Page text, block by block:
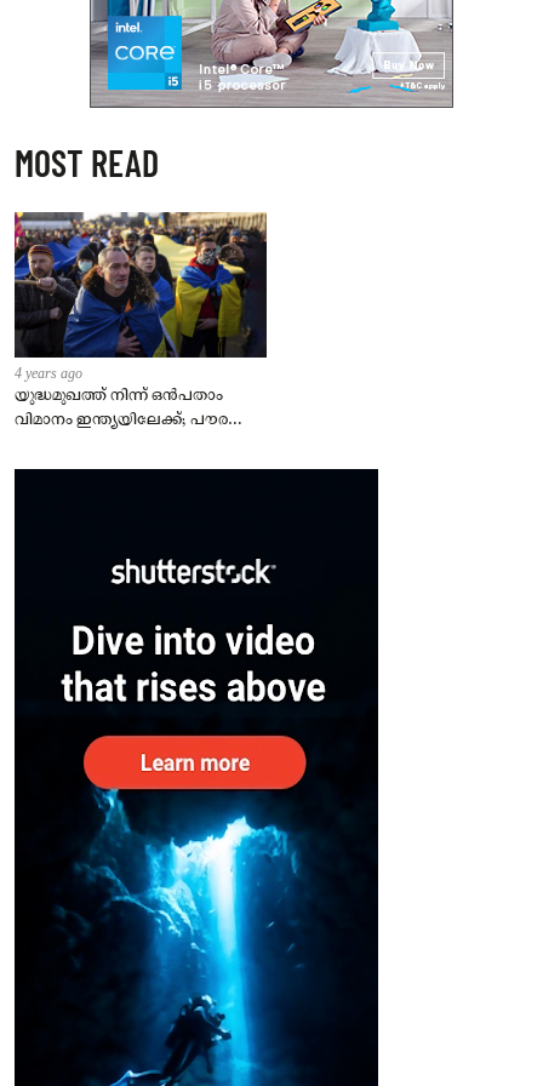
MOST READ
4 years ago
യുദ്ധമുഖത്ത് നിന്ന് ഒൻപതാം
വിമാനം ഇന്ത്യയിലേക്ക്; പൗരന്മാർ
– കേന്ദ്രം